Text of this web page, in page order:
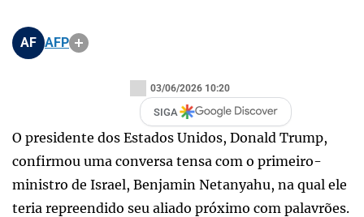
AF AFP
03/06/2026 10:20
SIGA
O presidente dos Estados Unidos, Donald Trump,
confirmou uma conversa tensa com o primeiro-
ministro de Israel, Benjamin Netanyahu, na qual ele
teria repreendido seu aliado próximo com palavrões.